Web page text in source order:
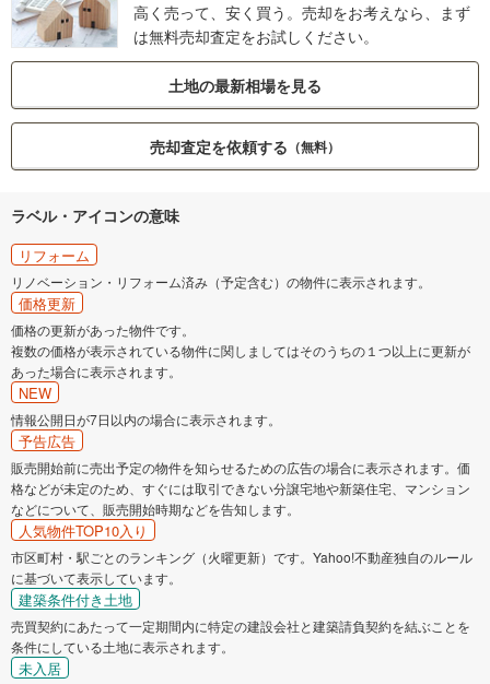
高く売って、安く買う。売却をお考えなら、まず
は無料売却査定をお試しください。
土地の最新相場を見る
売却査定を依頼する （無料）
ラベル・アイコンの意味
リフォーム
リノベーション・リフォーム済み（予定含む）の物件に表示されます。
価格更新
価格の更新があった物件です。
複数の価格が表示されている物件に関しましてはそのうちの１つ以上に更新が
あった場合に表示されます。
NEW
情報公開日が7日以内の場合に表示されます。
予告広告
販売開始前に売出予定の物件を知らせるための広告の場合に表示されます。価
格などが未定のため、すぐには取引できない分譲宅地や新築住宅、マンション
などについて、販売開始時期などを告知します。
人気物件TOP10入り
市区町村・駅ごとのランキング（火曜更新）です。Yahoo!不動産独自のルール
に基づいて表示しています。
建築条件付き土地
売買契約にあたって一定期間内に特定の建設会社と建築請負契約を結ぶことを
条件にしている土地に表示されます。
未入居